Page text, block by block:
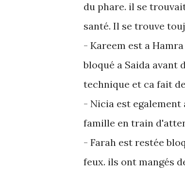
du phare. il se
santé. Il se trouve
- Kareem est a
bloqué a Saida avant
technique et ca fait
- Nicia est egalement
famille en train
- Farah est restée
feux. ils ont mangés